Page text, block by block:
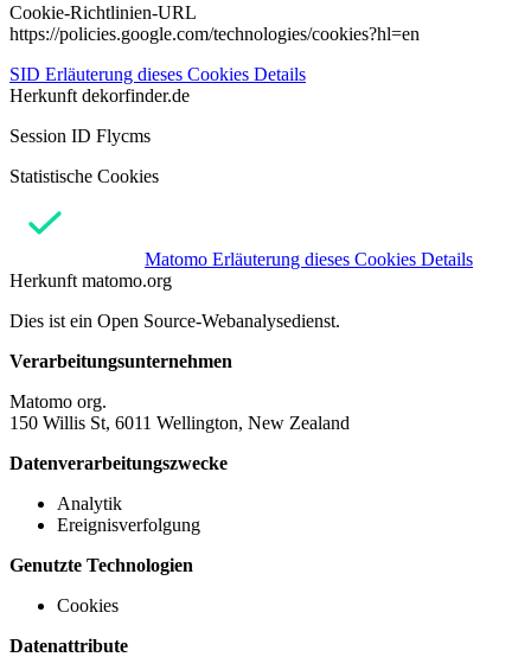
Cookie-Richtlinien-URL
https://policies.google.com/technologies/cookies?hl=en
SID Erläuterung dieses Cookies Details
Herkunft dekorfinder.de
Session ID Flycms
Statistische Cookies
Matomo Erläuterung dieses Cookies Details
Herkunft matomo.org
Dies ist ein Open Source-Webanalysedienst.
Verarbeitungsunternehmen
Matomo org.
150 Willis St, 6011 Wellington, New Zealand
Datenverarbeitungszwecke
Analytik
Ereignisverfolgung
Genutzte Technologien
Cookies
Datenattribute